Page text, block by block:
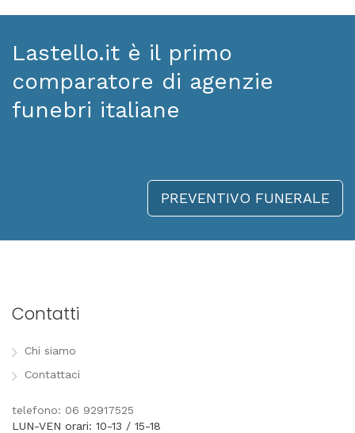
Lastello.it è il primo
comparatore di agenzie
funebri italiane
PREVENTIVO FUNERALE
Contatti
Chi siamo
Contattaci
telefono: 06 92917525
LUN-VEN orari: 10-13 / 15-18